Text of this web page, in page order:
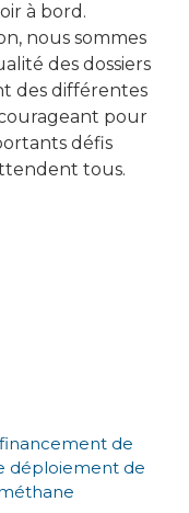
à bord.
nous sommes
des dossiers
des différentes
pour
défis
tous.
de
déploiement de